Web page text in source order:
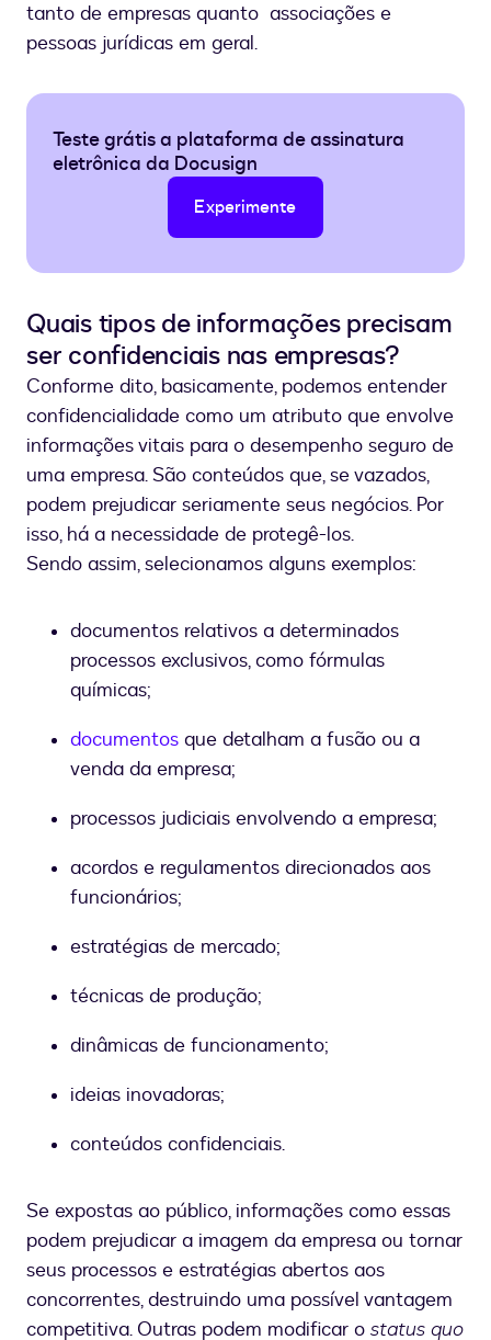
tanto de empresas quanto associações e
pessoas jurídicas em geral.
Teste grátis a plataforma de assinatura
eletrônica da Docusign
Experimente
Quais tipos de informações precisam
ser confidenciais nas empresas?
Conforme dito, basicamente, podemos entender
confidencialidade como um atributo que envolve
informações vitais para o desempenho seguro de
uma empresa. São conteúdos que, se vazados,
podem prejudicar seriamente seus negócios. Por
isso, há a necessidade de protegê-los.
Sendo assim, selecionamos alguns exemplos:
documentos relativos a determinados
processos exclusivos, como fórmulas
químicas;
documentos que detalham a fusão ou a
venda da empresa;
processos judiciais envolvendo a empresa;
acordos e regulamentos direcionados aos
funcionários;
estratégias de mercado;
técnicas de produção;
dinâmicas de funcionamento;
ideias inovadoras;
conteúdos confidenciais.
Se expostas ao público, informações como essas
podem prejudicar a imagem da empresa ou tornar
seus processos e estratégias abertos aos
concorrentes, destruindo uma possível vantagem
competitiva. Outras podem modificar o status quo